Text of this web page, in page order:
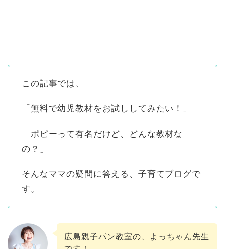
この記事では、
「無料で幼児教材をお試ししてみたい！」
「ポピーって有名だけど、どんな教材な
の？」
そんなママの疑問に答える、子育てブログで
す。
広島親子パン教室の、よっちゃん先生